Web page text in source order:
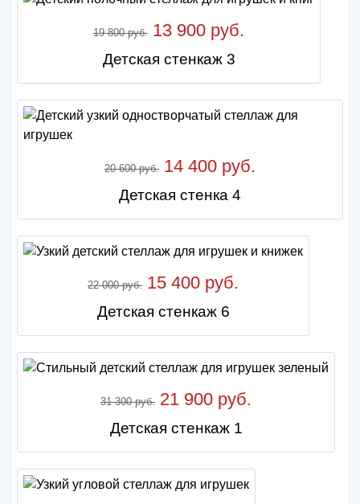
19 800 руб. 13 900 руб.
Детская стенкаж 3
20 600 руб. 14 400 руб.
Детская стенка 4
22 000 руб. 15 400 руб.
Детская стенкаж 6
31 300 руб. 21 900 руб.
Детская стенкаж 1